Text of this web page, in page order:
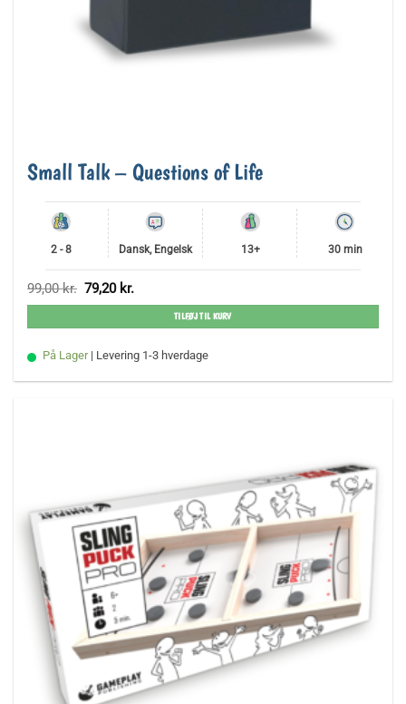
Small Talk – Questions of Life
2 - 8 Dansk, Engelsk 13+ 30 min
99,00kr. Den
oprindelige
pris
99,00 kr..
79,20 kr.
aktuelle
pris
79,20 kr..
TILFØJ TIL KURV
På Lager | Levering 1-3 hverdage